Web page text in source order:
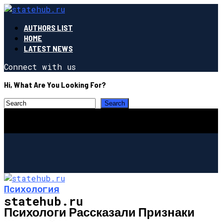
AUTHORS LIST
HOME
LATEST NEWS
Connect with us
Hi, What Are You Looking For?
statehub.ru
Психология
Психологи Рассказали Признаки